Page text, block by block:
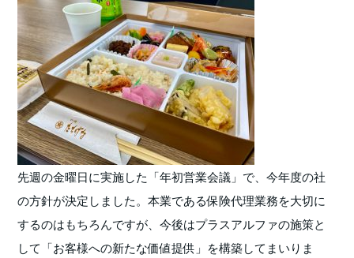
先週の金曜日に実施した「年初営業会議」で、今年度の社
の方針が決定しました。本業である保険代理業務を大切に
するのはもちろんですが、今後はプラスアルファの施策と
して「お客様への新たな価値提供」を構築してまいりま